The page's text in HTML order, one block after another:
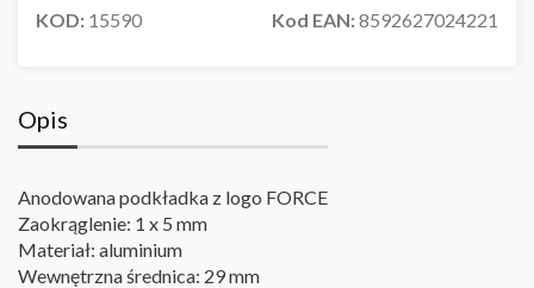
KOD: 15590 Kod EAN:8592627024221
Opis
Anodowana podkładka z logo FORCE
Zaokrąglenie: 1 x 5 mm
Materiał: aluminium
Wewnętrzna średnica: 29 mm